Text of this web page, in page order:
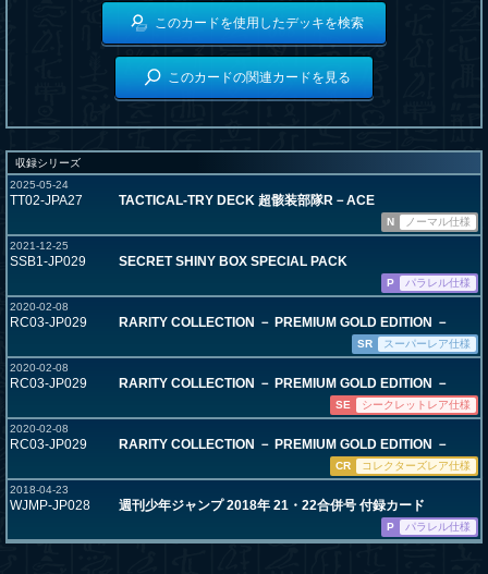
このカードを使用したデッキを検索
このカードの関連カードを見る
収録シリーズ
2025-05-24
TT02-JPA27 TACTICAL-TRY DECK 超骸装部隊R－ACE
N
ノーマル仕様
2021-12-25
SSB1-JP029 SECRET SHINY BOX SPECIAL PACK
P
パラレル仕様
2020-02-08
RC03-JP029 RARITY COLLECTION － PREMIUM GOLD EDITION －
SR
スーパーレア仕様
2020-02-08
RC03-JP029 RARITY COLLECTION － PREMIUM GOLD EDITION －
SE
シークレットレア仕様
2020-02-08
RC03-JP029 RARITY COLLECTION － PREMIUM GOLD EDITION －
CR
コレクターズレア仕様
2018-04-23
WJMP-JP028 週刊少年ジャンプ 2018年 21・22合併号 付録カード
P パラレル仕様